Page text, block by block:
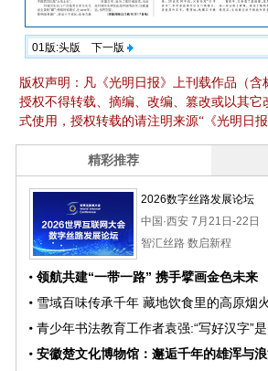
01版:头版 下一版
版权声明：凡《光明日报》上刊载作品（含
授权不得转载、摘编、改编、篡改或以其
式使用，授权转载的请注明来源“《光明日报